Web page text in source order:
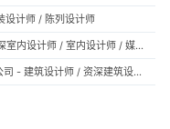
设计师 / 陈列设计师
（上海）dongqi Design 栋栖设计 - 建筑师 / 资深室内设计师 / 室内设计师 / 媒体及公共关系主管 / 设计实习生（常年招聘）
（深圳）英国Quality Innovation United深圳分公司 - 建筑设计师 / 资深建筑设计师 / 室内设计师 / 设计实习生